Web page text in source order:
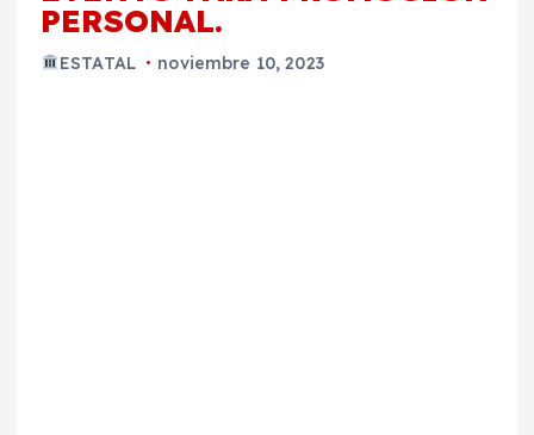
PERSONAL.
ESTATAL noviembre 10, 2023